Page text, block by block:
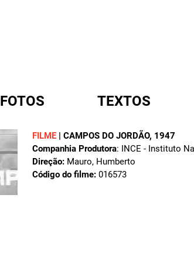
FOTOS TEXTOS
FILME | CAMPOS DO JORDÃO, 1947
Companhia Produtora: INCE - Instituto
Direção: Mauro, Humberto
Código do filme: 016573